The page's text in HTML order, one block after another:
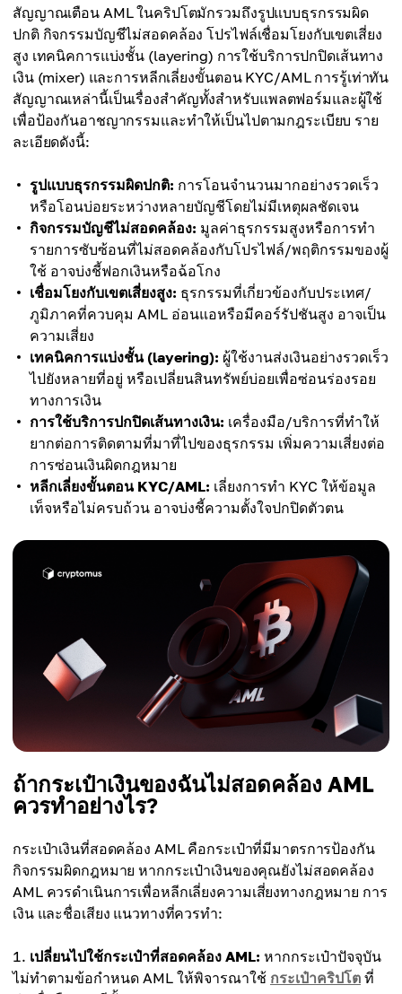
สัญญาณเตือน AML ในคริปโตมักรวมถึงรูปแบบธุรกรรมผิด
ปกติ กิจกรรมบัญชีไม่สอดคล้อง โปรไฟล์เชื่อมโยงกับเขตเสี่ยง
สูง เทคนิคการแบ่งชั้น (layering) การใช้บริการปกปิดเส้นทาง
เงิน (mixer) และการหลีกเลี่ยงขั้นตอน KYC/AML การรู้เท่าทัน
สัญญาณเหล่านี้เป็นเรื่องสำคัญทั้งสำหรับแพลตฟอร์มและผู้ใช้
เพื่อป้องกันอาชญากรรมและทำให้เป็นไปตามกฎระเบียบ ราย
ละเอียดดังนี้:
รูปแบบธุรกรรมผิดปกติ: การโอนจำนวนมากอย่างรวดเร็ว
หรือโอนบ่อยระหว่างหลายบัญชีโดยไม่มีเหตุผลชัดเจน
กิจกรรมบัญชีไม่สอดคล้อง: มูลค่าธุรกรรมสูงหรือการทำ
รายการซับซ้อนที่ไม่สอดคล้องกับโปรไฟล์/พฤติกรรมของผู้
ใช้ อาจบ่งชี้ฟอกเงินหรือฉ้อโกง
เชื่อมโยงกับเขตเสี่ยงสูง: ธุรกรรมที่เกี่ยวข้องกับประเทศ/
ภูมิภาคที่ควบคุม AML อ่อนแอหรือมีคอร์รัปชันสูง อาจเป็น
ความเสี่ยง
เทคนิคการแบ่งชั้น (layering): ผู้ใช้งานส่งเงินอย่างรวดเร็ว
ไปยังหลายที่อยู่ หรือเปลี่ยนสินทรัพย์บ่อยเพื่อซ่อนร่องรอย
ทางการเงิน
การใช้บริการปกปิดเส้นทางเงิน: เครื่องมือ/บริการที่ทำให้
ยากต่อการติดตามที่มาที่ไปของธุรกรรม เพิ่มความเสี่ยงต่อ
การซ่อนเงินผิดกฎหมาย
หลีกเลี่ยงขั้นตอน KYC/AML: เลี่ยงการทำ KYC ให้ข้อมูล
เท็จหรือไม่ครบถ้วน อาจบ่งชี้ความตั้งใจปกปิดตัวตน
ถ้ากระเป๋าเงินของฉันไม่สอดคล้อง AML
ควรทำอย่างไร?
กระเป๋าเงินที่สอดคล้อง AML คือกระเป๋าที่มีมาตรการป้องกัน
กิจกรรมผิดกฎหมาย หากกระเป๋าเงินของคุณยังไม่สอดคล้อง
AML ควรดำเนินการเพื่อหลีกเลี่ยงความเสี่ยงทางกฎหมาย การ
เงิน และชื่อเสียง แนวทางที่ควรทำ:
เปลี่ยนไปใช้กระเป๋าที่สอดคล้อง AML: หากกระเป๋าปัจจุบัน
ไม่ทำตามข้อกำหนด AML ให้พิจารณาใช้ กระเป๋าคริปโต ที่